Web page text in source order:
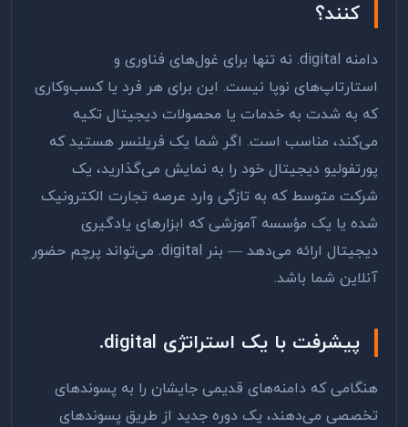
کنند؟
دامنه .digital نه تنها برای غول‌های فناوری و
استارتاپ‌های نوپا نیست. این برای هر فرد یا کسب‌وکاری
که به شدت به خدمات یا محصولات دیجیتال تکیه
می‌کند، مناسب است. اگر شما یک فریلنسر هستید که
پورتفولیو دیجیتال خود را به نمایش می‌گذارید، یک
شرکت متوسط که به تازگی وارد عرصه تجارت الکترونیک
شده یا یک مؤسسه آموزشی که ابزارهای یادگیری
دیجیتال ارائه می‌دهد — بنر .digital می‌تواند پرچم حضور
آنلاین شما باشد.
پیشرفت با یک استراتژی .digital
هنگامی که دامنه‌های قدیمی جایشان را به پسوندهای
تخصصی می‌دهند، یک دوره جدید از طریق پسوندهای